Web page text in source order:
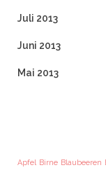
Juli 2013
Juni 2013
Mai 2013
Apfel Birne Blaubeeren